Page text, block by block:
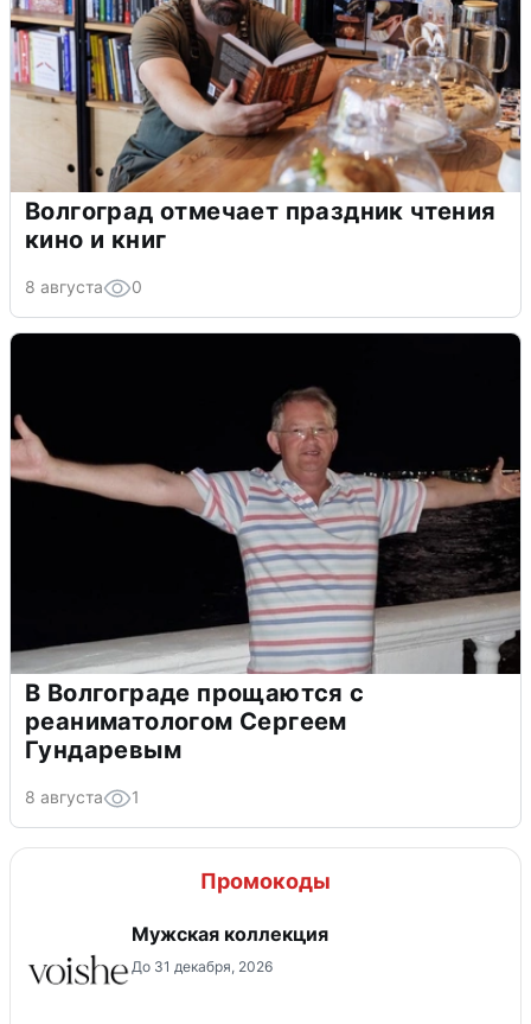
Волгоград отмечает праздник чтения
кино и книг
8 августа 0
В Волгограде прощаются с
реаниматологом Сергеем
Гундаревым
8 августа 1
Промокоды
Мужская коллекция
До 31 декабря, 2026